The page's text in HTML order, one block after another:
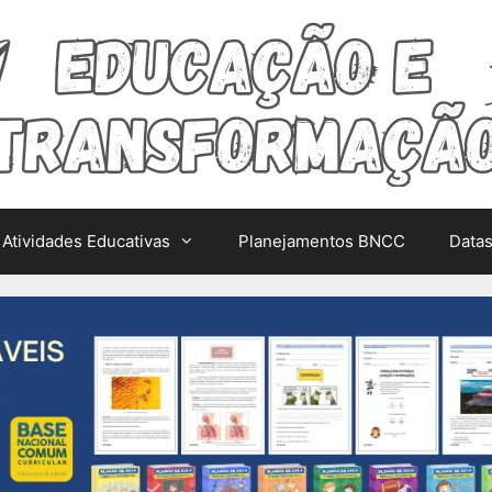
Atividades Educativas Planejamentos BNCC